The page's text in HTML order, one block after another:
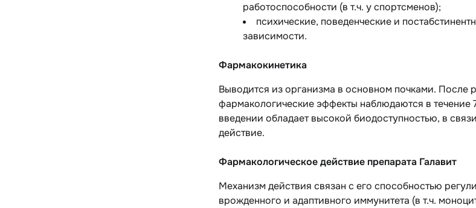
работоспособности (в т.ч. у спортсменов);
психические, поведенческие и
зависимости.
Фармакокинетика
Выводится из организма в основном почками. После
фармакологические эффекты наблюдаются в
введении обладает высокой биодоступностью, в
действие.
Фармакологическое действие препарата Галавит
Механизм действия связан с его способностью
врожденного и адаптивного иммунитета (в т.ч.